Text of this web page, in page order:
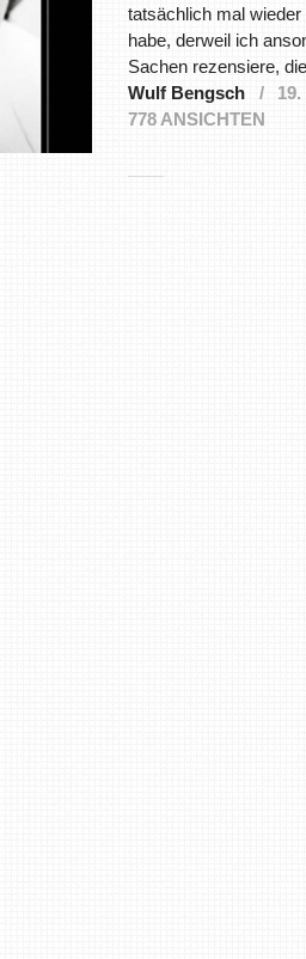
tatsächlich mal
habe, derweil ich
Sachen rezensiere,
Wulf Bengsch
778 ANSICHTEN